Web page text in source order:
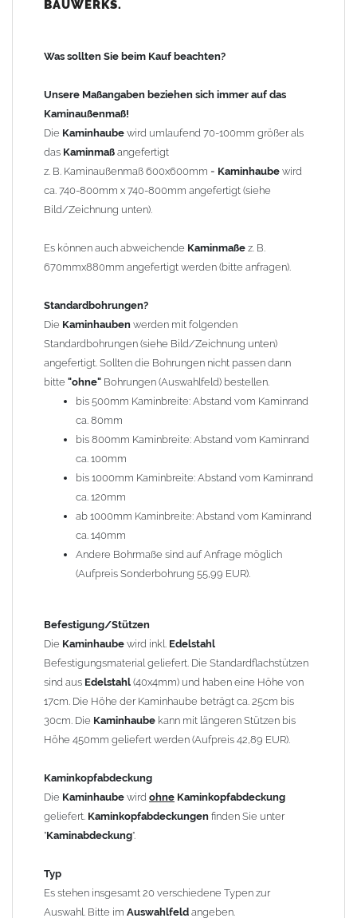
100mm
120mm
140mm
Andere Bohrmaße sind auf Anfrage möglich (Aufpreis
Sonderbohrung 55,99 EUR).
Befestigung/Stützen
Kaminhaubewird inkl. EdelstahlBefestigungsmaterial
geliefert. Die Standardflachstützen sind aus
beträgt ca. 25cm bis 30cm. DieKaminhaubekann mit längeren
Stützen bis Höhe 450mm geliefert werden (Aufpreis 42,89 EUR).
Kaminkopfabdeckung
Kaminhaubewirdohne Kaminkopfabdeckung
Kaminkopfabdeckungenfinden Sie unter "Kaminabdeckung
Es stehen insgesamt 20 verschiedene Typen zur Auswahl. Bitte
Auswahlfeldangeben.
Standardhauben siehe Auswahlfeld: 01 Haus,03 Welle
(unser Topseller)
Laube, 13 Schwalbe, 14 Sattel Welle, 15 Welle 90° gedreht,
17 Dach, 18 Plafond 2, 19 S-Line, 20 Pult
Typ 07 (Welle hoch) und 08 (Doppel Welle) haben einen
Aufpreis von 20% (bitte anfragen - Bestellung nicht über
Shop möglich).
Die Typen 02 (Bogen), 06 (Krempe), 09 (Pagode), 10
1,5mm hergestellt (Preis auf Anfrage = ca. 2-3-fache vom
1,5mm Standardpreis)
allgemeine Informationen:
Ab einer Kaminlängevon 1200mm werden 6
Kaminstützengeliefert.
Bei der Kombination mitWetterfahneundKaminbreite
angefertigt.
DieKaminhaubekann mitklappbaren Stützen
für 4 Stützen = 96,89 EUR, Länge ab 1200mm 6 Stützen =
145,39 EUR) geliefert werden.
Ihrem zuständigen
BAUWERKS.
Was sollten Sie beim Kauf beachten?
Unsere Maßangaben beziehen sich immer auf das
Kaminaußenmaß!
Die Kaminhaube wird umlaufend 70-100mm größer als
das Kaminmaß angefertigt
z. B. Kaminaußenmaß 600x600mm = Kaminhaube wird
ca. 740-800mm x 740-800mm angefertigt (siehe
Bild/Zeichnung unten).
Es können auch abweichende Kaminmaße z. B.
670mmx880mm angefertigt werden (bitte anfragen).
Standardbohrungen?
Die Kaminhauben werden mit folgenden
Standardbohrungen (siehe Bild/Zeichnung unten)
angefertigt. Sollten die Bohrungen nicht passen dann
bitte "ohne" Bohrungen (Auswahlfeld) bestellen.
bis 500mm Kaminbreite: Abstand vom Kaminrand
ca. 80mm
bis 800mm Kaminbreite: Abstand vom Kaminrand
ca. 100mm
bis 1000mm Kaminbreite: Abstand vom Kaminrand
ca. 120mm
ab 1000mm Kaminbreite: Abstand vom Kaminrand
ca. 140mm
Andere Bohrmaße sind auf Anfrage möglich
(Aufpreis Sonderbohrung 55,99 EUR).
Befestigung/Stützen
Die Kaminhaube wird inkl. Edelstahl
Befestigungsmaterial geliefert. Die Standardflachstützen
sind aus Edelstahl (40x4mm) und haben eine Höhe von
17cm. Die Höhe der Kaminhaube beträgt ca. 25cm bis
30cm. Die Kaminhaube kann mit längeren Stützen bis
Höhe 450mm geliefert werden (Aufpreis 42,89 EUR).
Kaminkopfabdeckung
Die Kaminhaube wird ohne Kaminkopfabdeckung
geliefert. Kaminkopfabdeckungen finden Sie unter
"Kaminabdeckung".
Typ
Es stehen insgesamt 20 verschiedene Typen zur
Auswahl. Bitte im Auswahlfeld angeben.